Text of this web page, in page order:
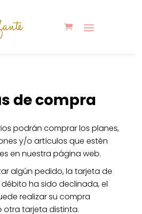
de compra
podrán comprar los planes,
y/o artículos que estén
en nuestra página web.
algún pedido, la tarjeta de
ha sido declinada, el
realizar su compra
otra tarjeta distinta.